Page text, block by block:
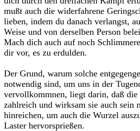
mußt auch die widerfahrene
lieben, indem du danach verlangst,
Weise und von derselben Person
Mach dich auch auf noch
dir vor, es zu erdulden.
Der Grund, warum solche
notwendig sind, um uns in der
vervollkommnen, liegt darin, daß die
zahlreich und wirksam sie auch sein
hinreichen, um auch die Wurzel
Laster hervorsprießen.